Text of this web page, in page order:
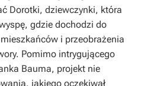
Dorotki, dziewczynki, która
gdzie dochodzi do
i przeobrażenia
Pomimo intrygującego
Bauma, projekt nie
jakiego oczekiwał